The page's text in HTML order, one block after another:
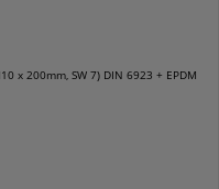
x 200mm, SW 7) DIN 6923 + EPDM